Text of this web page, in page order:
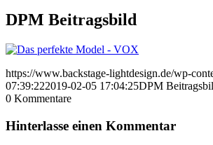
DPM Beitragsbild
https://www.backstage-lightdesign.de/wp-
07:39:222019-02-05 17:04:25DPM
0 Kommentare
Hinterlasse einen Kommentar